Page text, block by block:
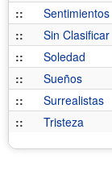
::
Sentimientos
::
Sin Clasificar
::
Soledad
::
Sueños
::
Surrealistas
::
Tristeza